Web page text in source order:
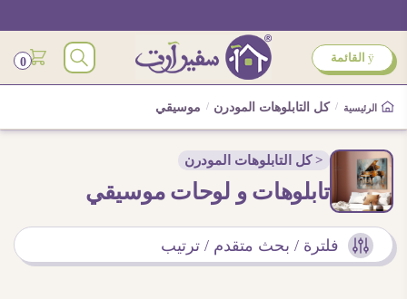
ÿ القائمة 0
الرئيسية / كل التابلوهات المودرن / موسيقي
< كل التابلوهات المودرن
تابلوهات و لوحات موسيقي
فلترة / بحث متقدم / ترتيب